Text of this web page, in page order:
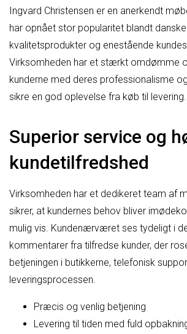
Ingvard Christensen er en anerkendt
har opnået stor popularitet blandt
kvalitetsprodukter og enestående
Virksomheden har et stærkt omdømme
kunderne med deres professionalisme
sikre en god oplevelse fra køb til levering.
Superior service og
kundetilfredshed
Virksomheden har et dedikeret team af
sikrer, at kundernes behov bliver
mulig vis. Kundenærværet ses tydeligt i
kommentarer fra tilfredse kunder, der
betjeningen i butikkerne, telefonisk
leveringsprocessen.
Præcis og venlig betjening
Levering til tiden med fuld